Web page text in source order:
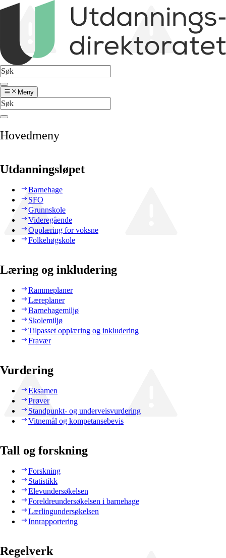
Meny
Hovedmeny
Utdanningsløpet
Barnehage
SFO
Grunnskole
Videregående
Opplæring for voksne
Folkehøgskole
Læring og inkludering
Rammeplaner
Læreplaner
Barnehagemiljø
Skolemiljø
Tilpasset opplæring og inkludering
Fravær
Vurdering
Eksamen
Prøver
Standpunkt- og underveisvurdering
Vitnemål og kompetansebevis
Tall og forskning
Forskning
Statistikk
Elevundersøkelsen
Foreldreundersøkelsen i barnehage
Lærlingundersøkelsen
Innrapportering
Regelverk